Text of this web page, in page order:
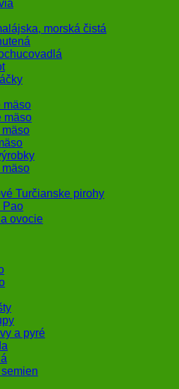
morská čistá
mäso
mäso
mäso
Turčianske pirohy
Pao
ovocie
a pyré